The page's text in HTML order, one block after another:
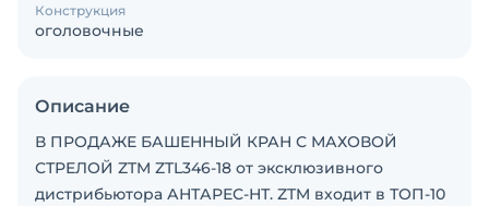
Конструкция
оголовочные
Описание
В ПРОДАЖЕ БАШЕННЫЙ КРАН С МАХОВОЙ
СТРЕЛОЙ ZTM ZTL346-18 от эксклюзивного
дистрибьютора АНТАРЕС-НТ. ZTM входит в ТОП-10